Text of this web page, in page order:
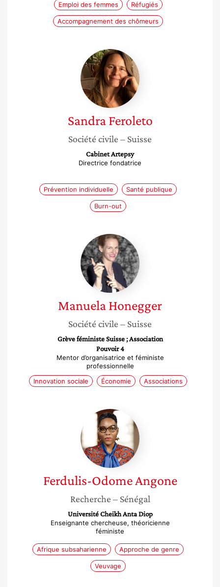
Emploi des femmes Réfugiés
Accompagnement des chômeurs
Sandra
Feroleto
Sandra Feroleto
Société civile – Suisse
Cabinet Artepsy
Directrice fondatrice
Prévention individuelle Santé publique
Burn-out
Manuela
Honegger
ManuelaHonegger
Société civile – Suisse
Grève féministe Suisse ; Association
Pouvoir 4
Mentor d’organisatrice et féministe
professionnelle
Innovation sociale
Économie Associations
Ferdulis-
Odome
Angone
Ferdulis-OdomeAngone
Recherche – Sénégal
Université Cheikh Anta Diop
Enseignante chercheuse, théoricienne
féministe
Afrique subsaharienne Approche de genre
Veuvage